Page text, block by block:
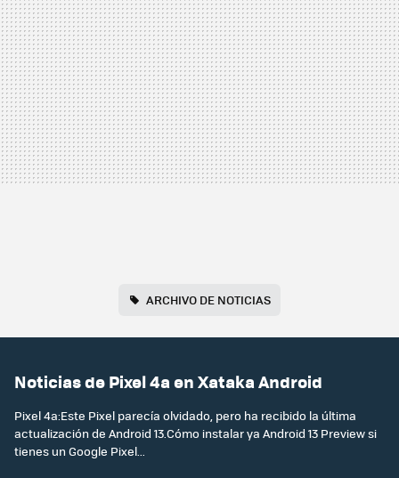
ARCHIVO DE NOTICIAS
Noticias de Pixel 4a en Xataka Android
Pixel 4a:Este Pixel parecía olvidado, pero ha recibido la última
actualización de Android 13.Cómo instalar ya Android 13 Preview si
tienes un Google Pixel...